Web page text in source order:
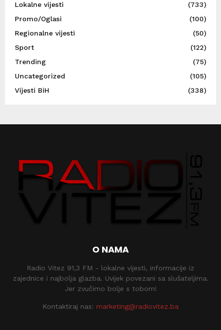
Lokalne vijesti
(733)
Promo/Oglasi
(100)
Regionalne vijesti
(50)
Sport
(122)
Trending
(75)
Uncategorized
(105)
Vijesti BiH
(338)
O NAMA
Radio Vitez 91,3 FM - lokalne vijesti, informacije iz
zajednice i najbolja glazba. Uvijek povezani sa slušateljima.
Jer zvučimo bolje s tobom!
Kontaktiraj nas: marketing@radiovitez.ba